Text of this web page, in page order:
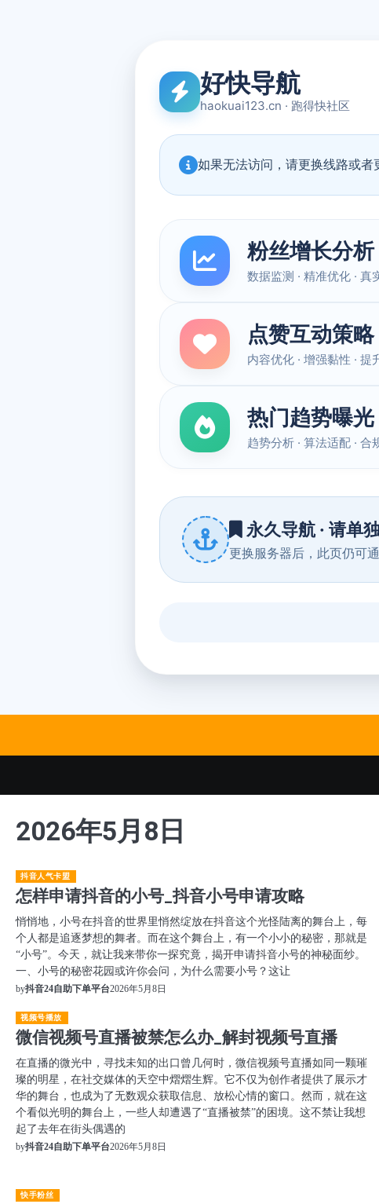
2026年5月8日
抖音人气卡盟
怎样申请抖音的小号_抖音小号申请攻略
悄悄地，小号在抖音的世界里悄然绽放在抖音这个光怪陆离的舞台上，每
个人都是追逐梦想的舞者。而在这个舞台上，有一个小小的秘密，那就是
“小号”。今天，就让我来带你一探究竟，揭开申请抖音小号的神秘面纱。
一、小号的秘密花园或许你会问，为什么需要小号？这让
by抖音24自助下单平台2026年5月8日
视频号播放
微信视频号直播被禁怎么办_解封视频号直播
在直播的微光中，寻找未知的出口曾几何时，微信视频号直播如同一颗璀
璨的明星，在社交媒体的天空中熠熠生辉。它不仅为创作者提供了展示才
华的舞台，也成为了无数观众获取信息、放松心情的窗口。然而，就在这
个看似光明的舞台上，一些人却遭遇了“直播被禁”的困境。这不禁让我想
起了去年在街头偶遇的
by抖音24自助下单平台2026年5月8日
快手粉丝